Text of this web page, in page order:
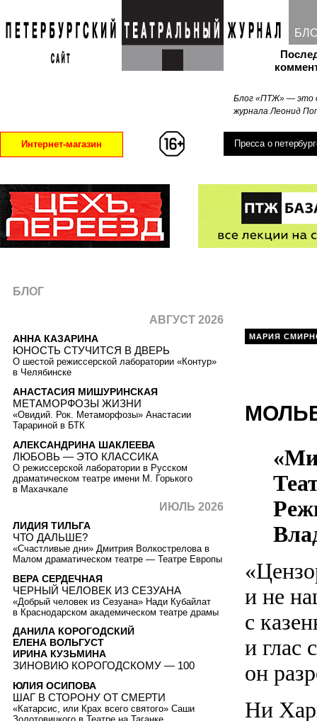
Блог «ПТЖ» — это
журнала Леонид
Интернет-магазин Пресса о
МАРИЯ
и не
с
и глас
он
Ни
БЛОГ
АВГУСТ 2026
АННА КАЗАРИНА
ЮНОСТЬ СТУЧИТСЯ В ДВЕРЬ
О шестой режиссерской лаборатории «Контур»
в Челябинске
АНАСТАСИЯ МИШУРИНСКАЯ
МЕТАМОРФОЗЫ ЖИЗНИ
«Овидий. Рок. Метаморфозы» Анастасии
Тарариной в БТК
АЛЕКСАНДРИНА ШАКЛЕЕВА
ЛЮБОВЬ — ЭТО КЛАССИКА
О режиссерской лаборатории в Русском
драматическом театре имени М. Горького
в Махачкале
ИЮЛЬ 2026
ЛИДИЯ ТИЛЬГА
ЧТО ДАЛЬШЕ?
«Счастливые дни» Дмитрия Волкострелова в
Малом драматическом театре — Театре Европы
ВЕРА СЕРДЕЧНАЯ
ЧЕРНЫЙ ЧЕЛОВЕК ИЗ СЕЗУАНА
«Добрый человек из Сезуана» Нади Кубайлат
в Краснодарском академическом театре драмы
ДАНИЛА КОРОГОДСКИЙ
ЕЛЕНА ВОЛЬГУСТ
ИРИНА КУЗЬМИНА
ЗИНОВИЮ КОРОГОДСКОМУ — 100
ЮЛИЯ ОСИПОВА
ШАГ В СТОРОНУ ОТ СМЕРТИ
«Катарсис, или Крах всего святого» Саши